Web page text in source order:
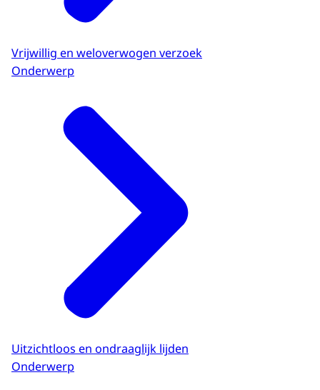
Vrijwillig en weloverwogen verzoek
Onderwerp
Uitzichtloos en ondraaglijk lijden
Onderwerp